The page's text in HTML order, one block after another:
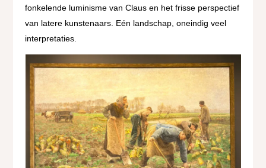
fonkelende luminisme van Claus en het frisse perspectief
van latere kunstenaars. Eén landschap, oneindig veel
interpretaties.